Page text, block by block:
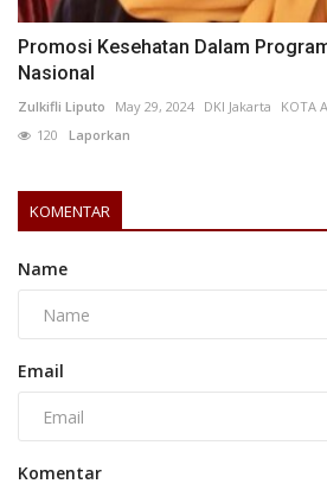
Promosi Kesehatan Dalam
Nasional
Zulkifli Liputo May 29, 2024 DKI Jakarta KOTA
120 Laporkan
KOMENTAR
Name
Email
Komentar